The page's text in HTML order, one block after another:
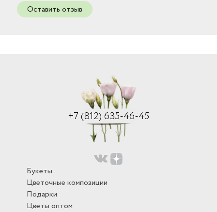
Оставить отзыв
+7 (812) 635-46-45
Букеты
Цветочные композиции
Подарки
Цветы оптом